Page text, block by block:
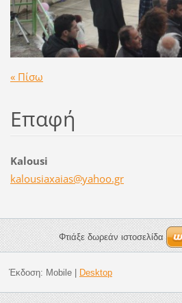
« Πίσω
Επαφή
Kalousi
kalousiaxaias@yahoo.gr
Φτιάξε δωρεάν ιστοσελίδα
Έκδοση: Mobile| Desktop